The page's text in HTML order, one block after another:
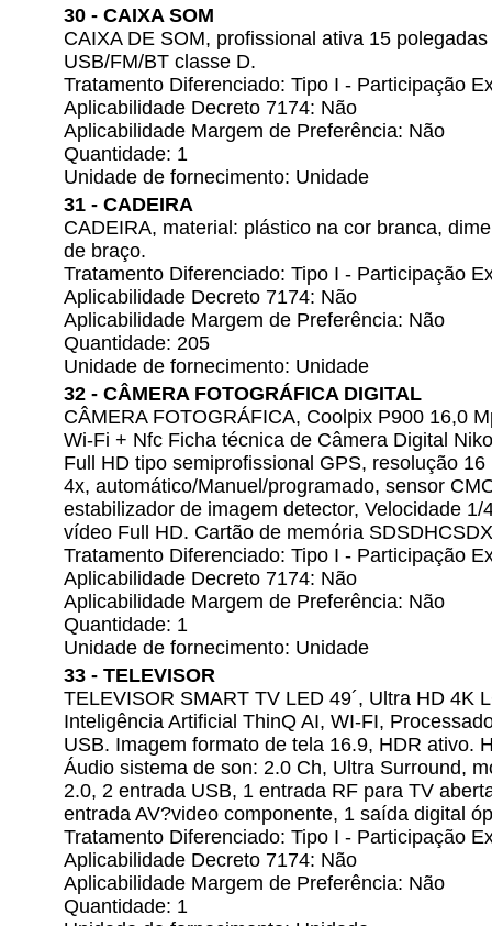
30 - CAIXA SOM
CAIXA DE SOM, profissional ativa 15
USB/FM/BT classe D.
Tratamento Diferenciado: Tipo I - Participação
Aplicabilidade Decreto 7174: Não
Aplicabilidade Margem de Preferência: Não
Quantidade: 1
Unidade de fornecimento: Unidade
31 - CADEIRA
CADEIRA, material: plástico na cor branca,
de braço.
Tratamento Diferenciado: Tipo I - Participação
Aplicabilidade Decreto 7174: Não
Aplicabilidade Margem de Preferência: Não
Quantidade: 205
Unidade de fornecimento: Unidade
32 - CÂMERA FOTOGRÁFICA DIGITAL
CÂMERA FOTOGRÁFICA, Coolpix P900 16,0
Wi-Fi + Nfc Ficha técnica de Câmera Digital
Full HD tipo semiprofissional GPS, resolução
4x, automático/Manuel/programado, sensor
estabilizador de imagem detector, Velocidade
vídeo Full HD. Cartão de memória
Tratamento Diferenciado: Tipo I - Participação
Aplicabilidade Decreto 7174: Não
Aplicabilidade Margem de Preferência: Não
Quantidade: 1
Unidade de fornecimento: Unidade
33 - TELEVISOR
TELEVISOR SMART TV LED 49´, Ultra HD 4K
Inteligência Artificial ThinQ AI, WI-FI,
USB. Imagem formato de tela 16.9, HDR ativo.
Áudio sistema de son: 2.0 Ch, Ultra Surround,
2.0, 2 entrada USB, 1 entrada RF para TV
entrada AV?video componente, 1 saída digital
Tratamento Diferenciado: Tipo I - Participação
Aplicabilidade Decreto 7174: Não
Aplicabilidade Margem de Preferência: Não
Quantidade: 1